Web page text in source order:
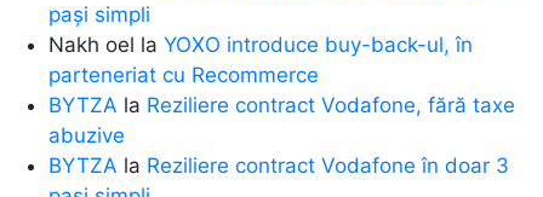
pași simpli
Nakh oel la YOXO introduce buy-back-ul, în
parteneriat cu Recommerce
BYTZA la Reziliere contract Vodafone, fără taxe
abuzive
BYTZA la Reziliere contract Vodafone în doar 3